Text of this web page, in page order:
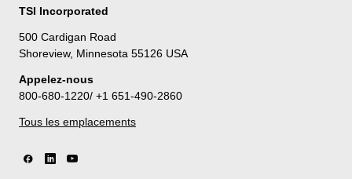
TSI Incorporated
500 Cardigan Road
Shoreview, Minnesota 55126 USA
Appelez-nous
800-680-1220/ +1 651-490-2860
Tous les emplacements